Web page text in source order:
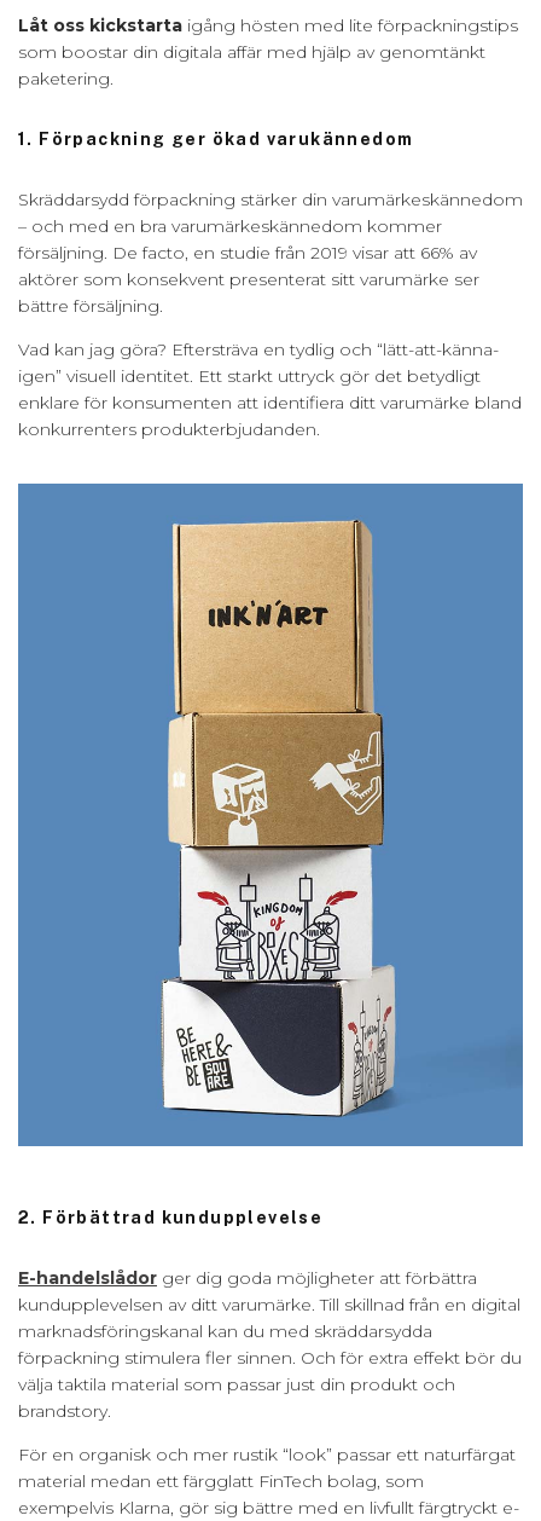
Låt oss kickstarta igång hösten med lite förpackningstips
som boostar din digitala affär med hjälp av genomtänkt
paketering.
1. Förpackning ger ökad varukännedom
Skräddarsydd förpackning stärker din varumärkeskännedom
– och med en bra varumärkeskännedom kommer
försäljning. De facto, en studie från 2019 visar att 66% av
aktörer som konsekvent presenterat sitt varumärke ser
bättre försäljning.
Vad kan jag göra? Eftersträva en tydlig och “lätt-att-känna-
igen” visuell identitet. Ett starkt uttryck gör det betydligt
enklare för konsumenten att identifiera ditt varumärke bland
konkurrenters produkterbjudanden.
2. Förbättrad kundupplevelse
E-handelslådor ger dig goda möjligheter att förbättra
kundupplevelsen av ditt varumärke. Till skillnad från en digital
marknadsföringskanal kan du med skräddarsydda
förpackning stimulera fler sinnen. Och för extra effekt bör du
välja taktila material som passar just din produkt och
brandstory.
För en organisk och mer rustik “look” passar ett naturfärgat
material medan ett färgglatt FinTech bolag, som
exempelvis Klarna, gör sig bättre med en livfullt färgtryckt e-